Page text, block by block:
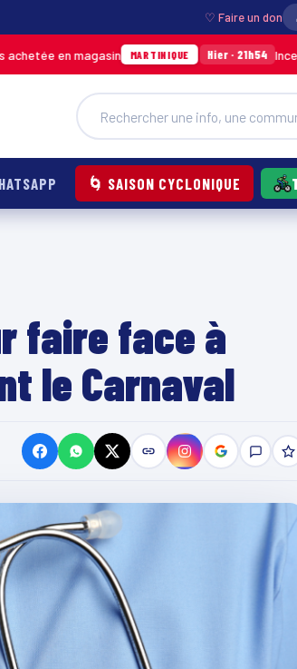
♡ Faire un don
MARTINIQUE Hier · 21h54 Incendie à
🌀 SAISON CYCLONIQUE
faire face à
le Carnaval